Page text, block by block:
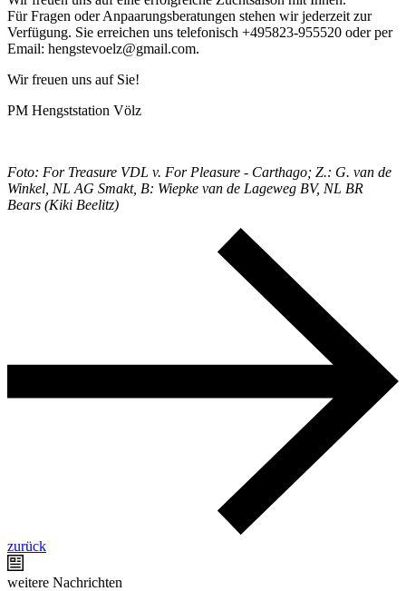
Für Fragen oder Anpaarungsberatungen stehen wir jederzeit zur
Verfügung. Sie erreichen uns telefonisch +495823-955520 oder per
Email: hengstevoelz@gmail.com.
Wir freuen uns auf Sie!
PM Hengststation Völz
Foto: For Treasure VDL v. For Pleasure - Carthago; Z.: G. van de
Winkel, NL AG Smakt, B: Wiepke van de Lageweg BV, NL BR
Bears (Kiki Beelitz)
zurück
weitere Nachrichten